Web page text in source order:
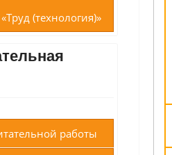
(технология)»
работы